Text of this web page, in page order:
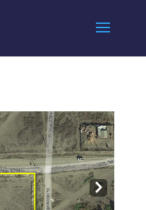
Nex
t